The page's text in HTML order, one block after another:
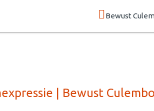
Bewust
| Bewust